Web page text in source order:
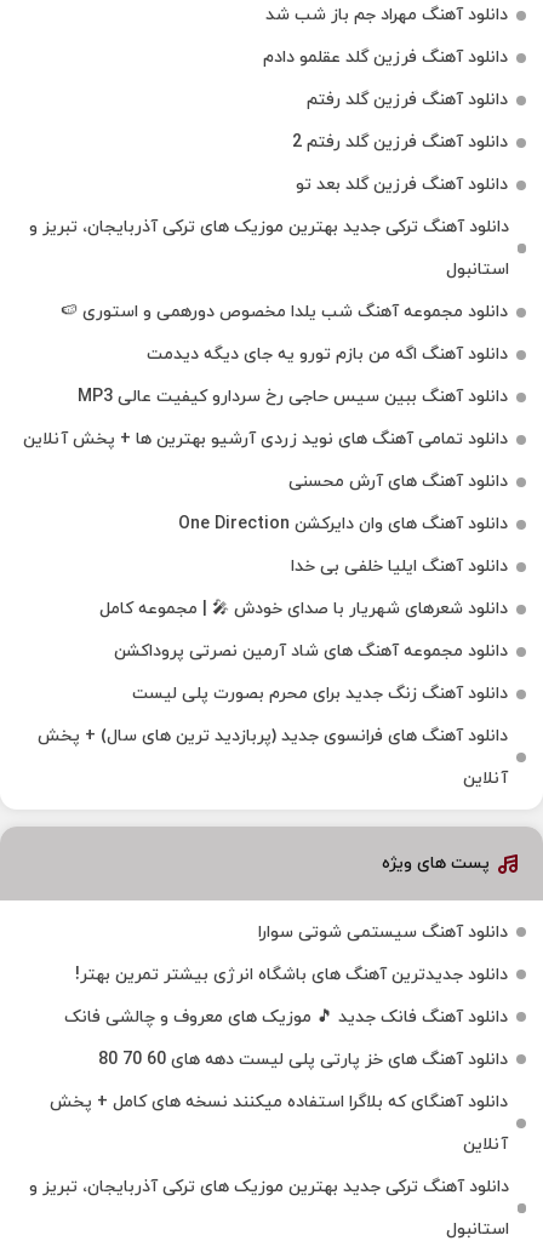
دانلود آهنگ مهراد جم باز شب شد
دانلود آهنگ فرزین گلد عقلمو دادم
دانلود آهنگ فرزین گلد رفتم
دانلود آهنگ فرزین گلد رفتم 2
دانلود آهنگ فرزین گلد بعد تو
دانلود آهنگ ترکی جدید بهترین موزیک‌ های ترکی آذربایجان، تبریز و
استانبول
دانلود مجموعه آهنگ شب یلدا مخصوص دورهمی و استوری 🍉
دانلود آهنگ اگه من بازم تورو یه جای دیگه دیدمت
دانلود آهنگ ببین سیس حاجی رخ سردارو کیفیت عالی MP3
دانلود تمامی آهنگ های نوید زردی آرشیو بهترین ها + پخش آنلاین
دانلود آهنگ های آرش محسنی
دانلود آهنگ های وان دایرکشن One Direction
دانلود آهنگ ایلیا خلفی بی خدا
دانلود شعرهای شهریار با صدای خودش 🎤 | مجموعه کامل
دانلود مجموعه آهنگ های شاد آرمین نصرتی پروداکشن
دانلود آهنگ زنگ جدید برای محرم بصورت پلی لیست
دانلود آهنگ های فرانسوی جدید (پربازدید ترین های سال) + پخش
آنلاین
پست های ویژه
دانلود آهنگ سیستمی شوتی سوارا
دانلود جدیدترین آهنگ‌ های باشگاه انرژی بیشتر تمرین بهتر!
دانلود آهنگ فانک جدید 🎵 موزیک‌ های معروف و چالشی فانک
دانلود آهنگ های خز پارتی پلی لیست دهه های 60 70 80
دانلود آهنگای که بلاگرا استفاده میکنند نسخه های کامل + پخش
آنلاین
دانلود آهنگ ترکی جدید بهترین موزیک‌ های ترکی آذربایجان، تبریز و
استانبول